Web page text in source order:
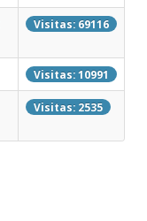
Visitas: 69116
Visitas: 10991
Visitas: 2535